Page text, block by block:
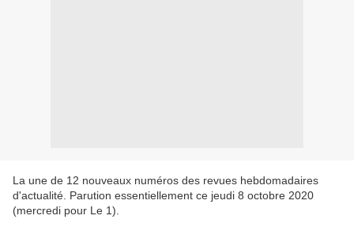
La une de 12 nouveaux numéros des revues hebdomadaires
d'actualité. Parution essentiellement ce jeudi 8 octobre 2020
(mercredi pour Le 1).